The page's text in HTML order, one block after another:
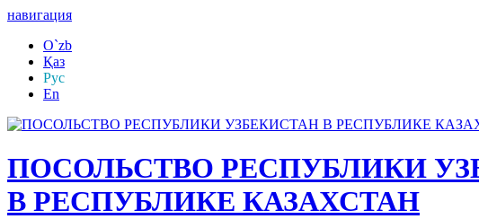
навигация
O`zb
Қаз
Рус
En
ПОСОЛЬСТВО РЕСПУБЛИКИ
В РЕСПУБЛИКЕ КАЗАХСТАН